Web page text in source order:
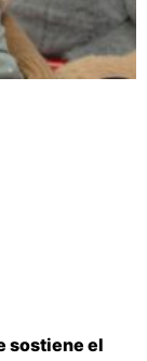
sostiene el